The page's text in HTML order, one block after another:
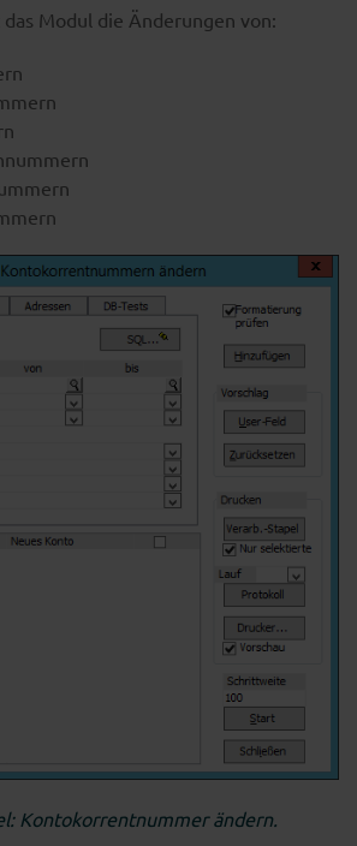
Modul die Änderungen von:
Kontokorrentnummer ändern.